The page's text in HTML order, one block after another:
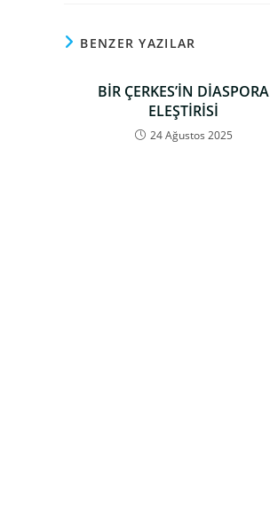
BENZER YAZILAR
BİR ÇERKES’İN DİASPORA
ELEŞTİRİSİ
24 Ağustos 2025